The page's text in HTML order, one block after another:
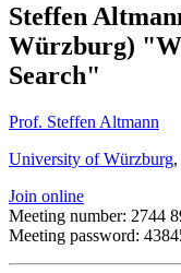
Steffen
Würzburg)
Search"
Prof. Steffen Altmann
University of Würzburg
Join online
Meeting number: 2744
Meeting password: